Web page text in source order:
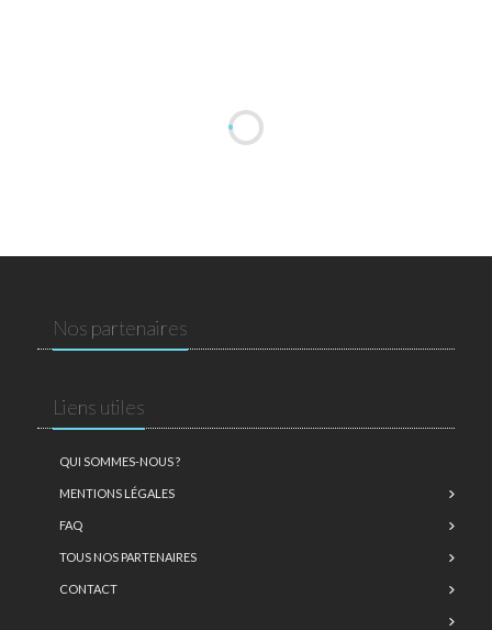
Nos partenaires
Liens utiles
QUI SOMMES-NOUS ?
MENTIONS LÉGALES
FAQ
TOUS NOS PARTENAIRES
CONTACT